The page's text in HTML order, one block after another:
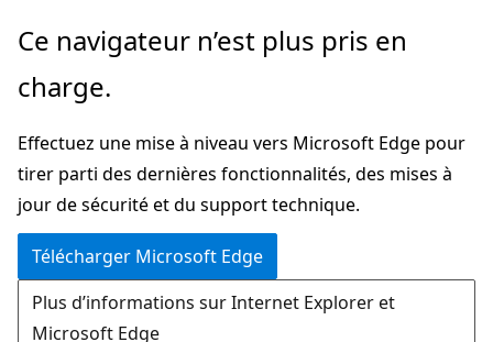
Passer
directement
au
principal
Passer
la
dans
la
page
Ce navigateur n’est plus pris en
charge.
Effectuez une mise à niveau vers Microsoft Edge pour
tirer parti des dernières fonctionnalités, des mises à
jour de sécurité et du support technique.
Télécharger Microsoft Edge
Plus d’informations sur Internet Explorer et
Microsoft Edge